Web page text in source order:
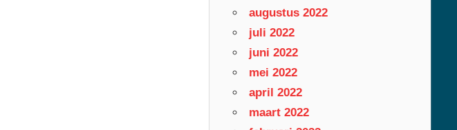
augustus 2022
juli 2022
juni 2022
mei 2022
april 2022
maart 2022